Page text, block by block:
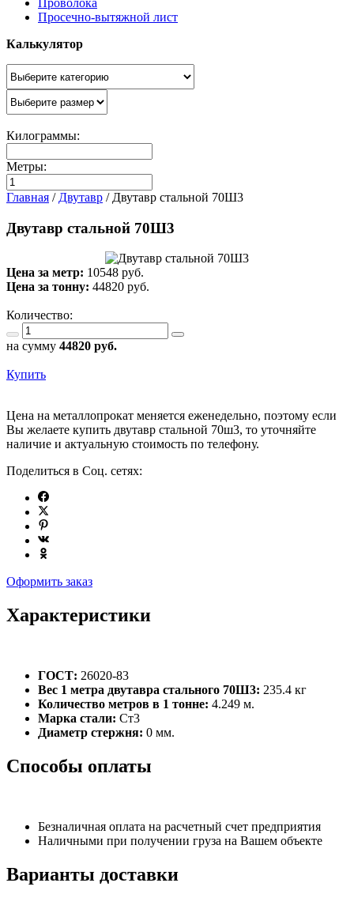
Проволока
Просечно-вытяжной лист
Калькулятор
Килограммы:
Метры:
Главная / Двутавр / Двутавр стальной 70Ш3
Двутавр стальной 70Ш3
Цена за метр: 10548 руб.
Цена за тонну: 44820 руб.
Количество:
на сумму 44820 руб.
Купить
Цена на металлопрокат меняется еженедельно, поэтому если
Вы желаете купить двутавр стальной 70ш3, то уточняйте
наличие и актуальную стоимость по телефону.
Поделиться в Соц. сетях:
Оформить заказ
Характеристики
ГОСТ: 26020-83
Вес 1 метра двутавра стального 70Ш3: 235.4 кг
Количество метров в 1 тонне: 4.249 м.
Марка стали: Ст3
Диаметр стержня: 0 мм.
Способы оплаты
Безналичная оплата на расчетный счет предприятия
Наличными при получении груза на Вашем объекте
Варианты доставки